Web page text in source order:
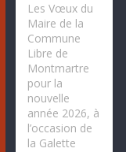
Les Vœux du
Maire de la
Commune
Libre de
Montmartre
pour la
nouvelle
année 2026, à
l’occasion de
la Galette